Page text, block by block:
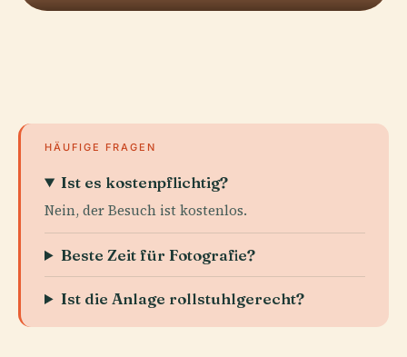
HÄUFIGE FRAGEN
Ist es kostenpflichtig?
Nein, der Besuch ist kostenlos.
Beste Zeit für Fotografie?
Ist die Anlage rollstuhlgerecht?